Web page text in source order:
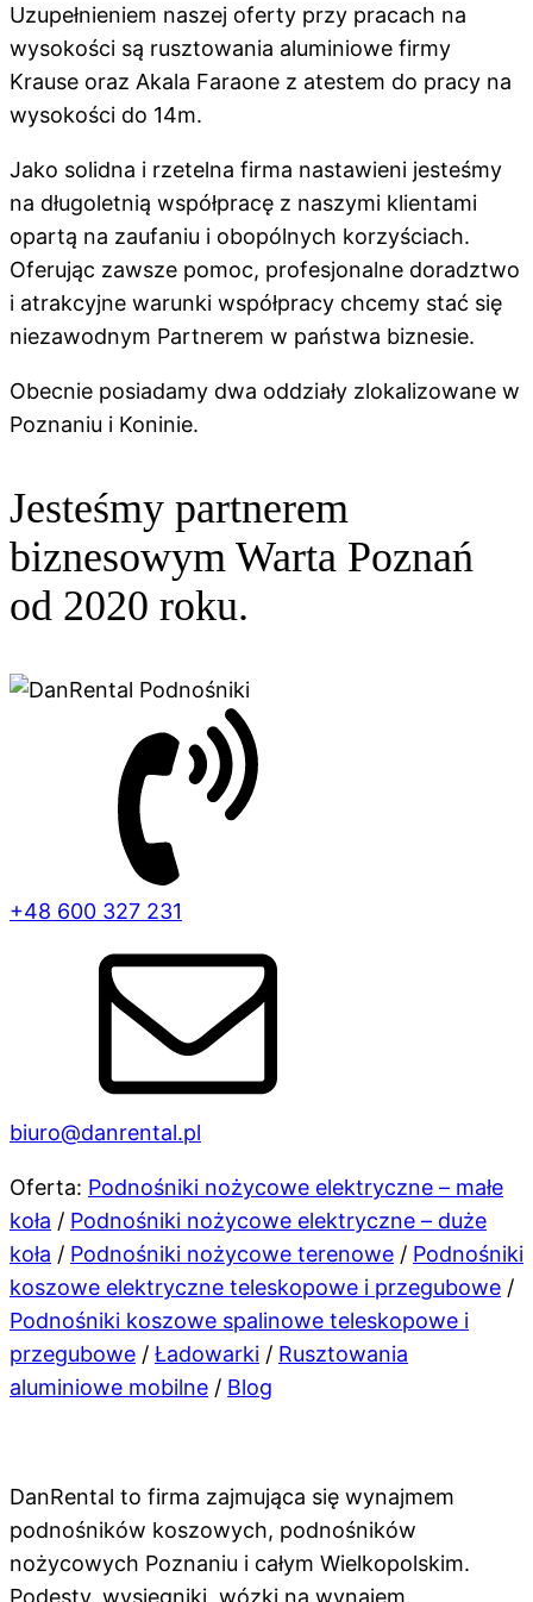
Uzupełnieniem naszej oferty przy pracach na
wysokości są rusztowania aluminiowe firmy
Krause oraz Akala Faraone z atestem do pracy na
wysokości do 14m.
Jako solidna i rzetelna firma nastawieni jesteśmy
na długoletnią współpracę z naszymi klientami
opartą na zaufaniu i obopólnych korzyściach.
Oferując zawsze pomoc, profesjonalne doradztwo
i atrakcyjne warunki współpracy chcemy stać się
niezawodnym Partnerem w państwa biznesie.
Obecnie posiadamy dwa oddziały zlokalizowane w
Poznaniu i Koninie.
Jesteśmy partnerem
biznesowym Warta Poznań
od 2020 roku.
+48 600 327 231
biuro@danrental.pl
Oferta: Podnośniki nożycowe elektryczne – małe
koła / Podnośniki nożycowe elektryczne – duże
koła / Podnośniki nożycowe terenowe / Podnośniki
koszowe elektryczne teleskopowe i przegubowe /
Podnośniki koszowe spalinowe teleskopowe i
przegubowe / Ładowarki / Rusztowania
aluminiowe mobilne / Blog
DanRental to firma zajmująca się wynajmem
podnośników koszowych, podnośników
nożycowych Poznaniu i całym Wielkopolskim.
Podesty, wysięgniki, wózki na wynajem.